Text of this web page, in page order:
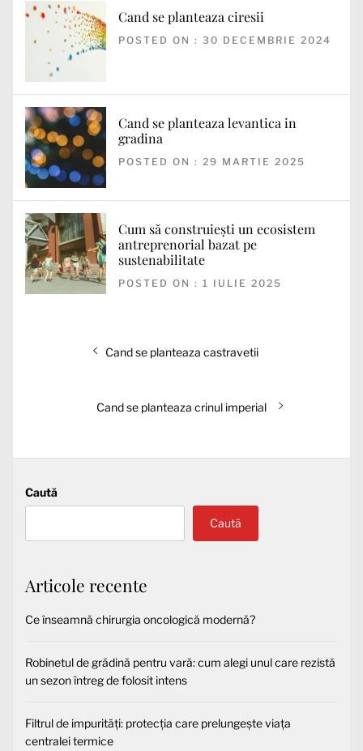
Cand se planteaza ciresii
POSTED ON : 30 DECEMBRIE 2024
Cand se planteaza levantica in
gradina
POSTED ON : 29 MARTIE 2025
Cum să construiești un ecosistem
antreprenorial bazat pe
sustenabilitate
POSTED ON : 1 IULIE 2025
Articolul
Cand se planteaza castravetii
Articolul
Cand se planteaza crinul imperial
Caută
Caută
Articole recente
Ce înseamnă chirurgia oncologică modernă?
Robinetul de grădină pentru vară: cum alegi unul care rezistă
un sezon întreg de folosit intens
Filtrul de impurități: protecția care prelungește viața
centralei termice